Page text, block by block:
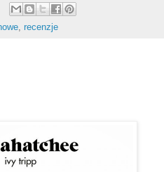
, recenzje